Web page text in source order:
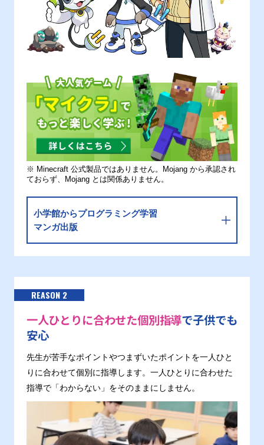
※ Minecraft 公式製品ではありません。Mojang から承認され
ておらず、Mojang とは関係ありません。
小学館からプログラミング学習
マンガ出版
REASON 2
一人ひとりに合わせた個別指導で子供でも
安心
先生が苦手なポイントやつまずいたポイントを一人ひと
りに合わせて個別に指導します。一人ひとりに合わせた
指導で「わからない」をそのままにしません。